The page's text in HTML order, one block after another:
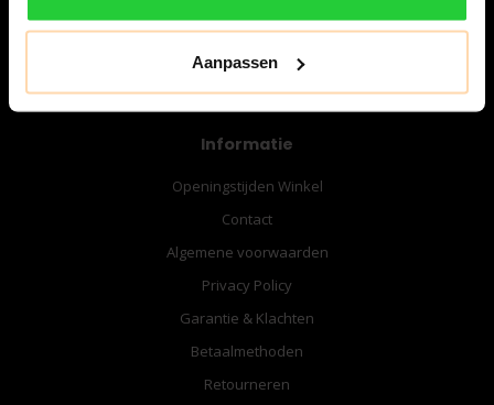
Aanpassen
Informatie
Openingstijden Winkel
Contact
Algemene voorwaarden
Privacy Policy
Garantie & Klachten
Betaalmethoden
Retourneren